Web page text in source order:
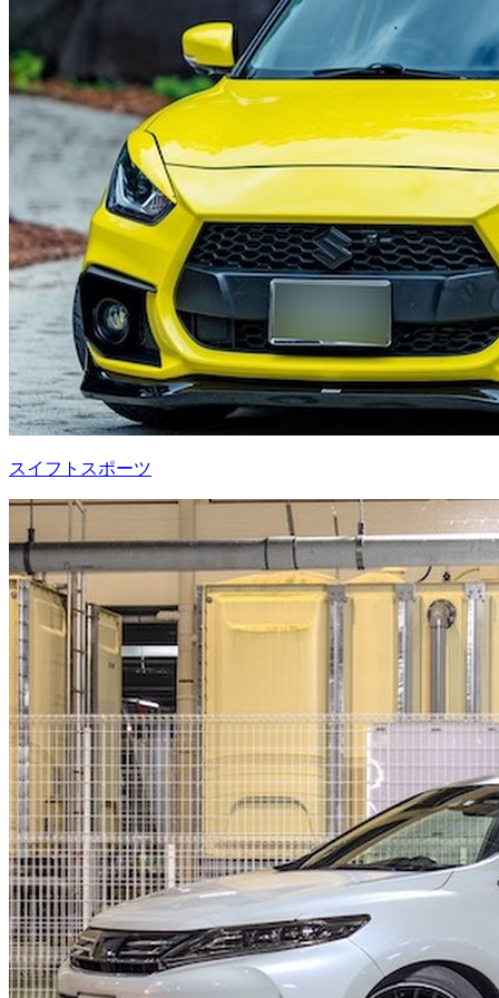
スイフトスポーツ